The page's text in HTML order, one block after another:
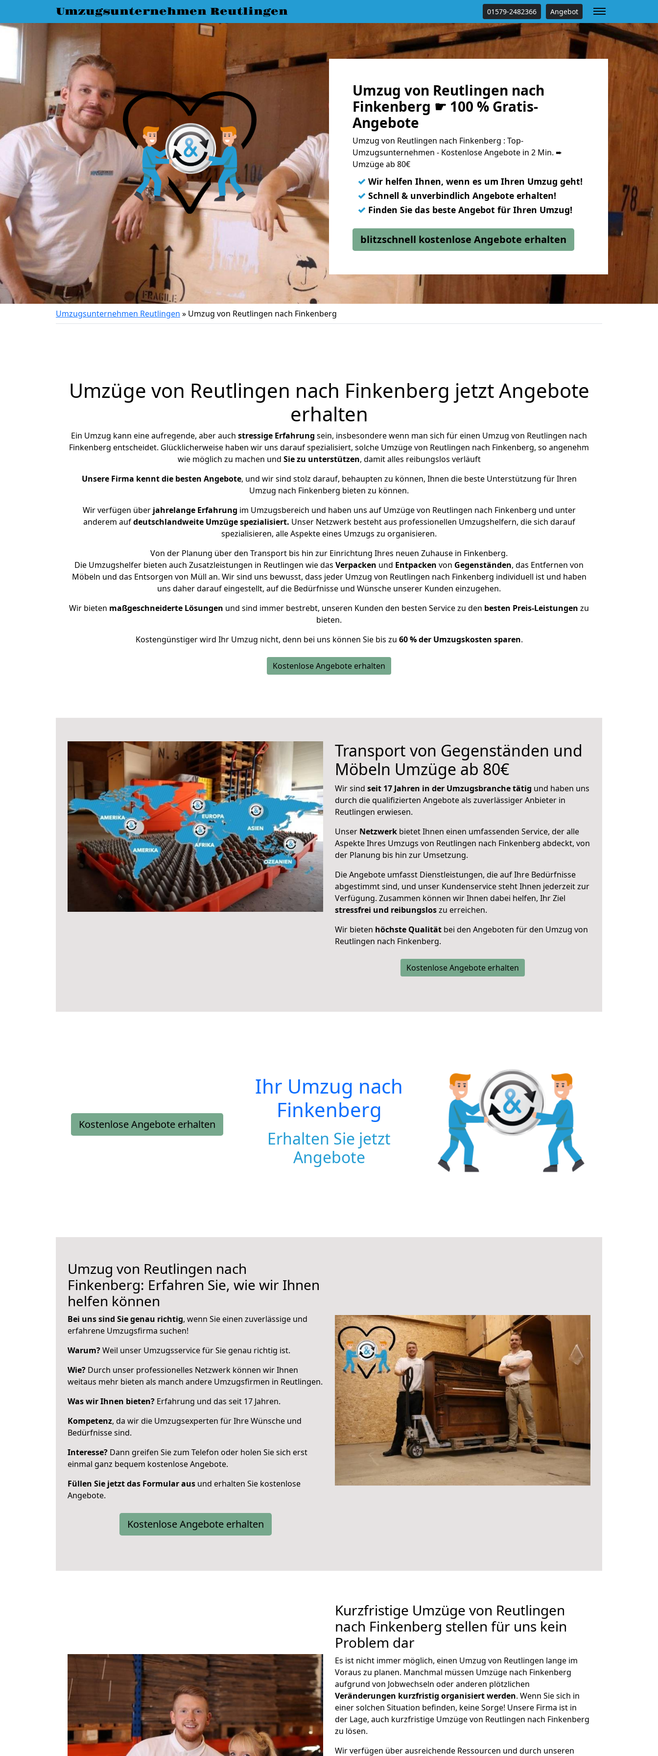
Umzugsunternehmen Reutlingen 01579-2482366 Angebot
Umzug von Reutlingen nach
Finkenberg ☛ 100 % Gratis-
Angebote
Umzug von Reutlingen nach Finkenberg : Top-
Umzugsunternehmen - Kostenlose Angebote in 2 Min. ➨
Umzüge ab 80€
✓ Wir helfen Ihnen, wenn es um Ihren Umzug geht!
✓ Schnell & unverbindlich Angebote erhalten!
✓ Finden Sie das beste Angebot für Ihren Umzug!
blitzschnell kostenlose Angebote erhalten
Umzugsunternehmen Reutlingen » Umzug von Reutlingen nach Finkenberg
Umzüge von Reutlingen nach Finkenberg jetzt Angebote
erhalten
Ein Umzug kann eine aufregende, aber auch stressige Erfahrung sein, insbesondere wenn man sich für einen Umzug von Reutlingen nach
Finkenberg entscheidet. Glücklicherweise haben wir uns darauf spezialisiert, solche Umzüge von Reutlingen nach Finkenberg, so angenehm
wie möglich zu machen und Sie zu unterstützen, damit alles reibungslos verläuft
Unsere Firma kennt die besten Angebote, und wir sind stolz darauf, behaupten zu können, Ihnen die beste Unterstützung für Ihren
Umzug nach Finkenberg bieten zu können.
Wir verfügen überjahrelange Erfahrung im Umzugsbereich und haben uns auf Umzüge von Reutlingen nach Finkenberg und unter
anderem aufdeutschlandweite Umzüge spezialisiert. Unser Netzwerk besteht aus professionellen Umzugshelfern, die sich darauf
spezialisieren, alle Aspekte eines Umzugs zu organisieren.
Von der Planung über den Transport bis hin zur Einrichtung Ihres neuen Zuhause in Finkenberg.
Die Umzugshelfer bieten auch Zusatzleistungen in Reutlingen wie das Verpacken und Entpacken von Gegenständen, das Entfernen von
Möbeln und das Entsorgen von Müll an. Wir sind uns bewusst, dass jeder Umzug von Reutlingen nach Finkenberg individuell ist und haben
uns daher darauf eingestellt, auf die Bedürfnisse und Wünsche unserer Kunden einzugehen.
Wir bieten maßgeschneiderte Lösungen und sind immer bestrebt, unseren Kunden den besten Service zu den besten Preis-Leistungen zu
bieten.
Kostengünstiger wird Ihr Umzug nicht, denn bei uns können Sie bis zu 60 % der Umzugskosten sparen.
Kostenlose Angebote erhalten
Transport von Gegenständen und
Möbeln Umzüge ab 80€
Wir sind seit 17 Jahren in der Umzugsbranche tätig und haben uns
durch die qualifizierten Angebote als zuverlässiger Anbieter in
Reutlingen erwiesen.
Unser Netzwerk bietet Ihnen einen umfassenden Service, der alle
Aspekte Ihres Umzugs von Reutlingen nach Finkenberg abdeckt, von
der Planung bis hin zur Umsetzung.
Die Angebote umfasst Dienstleistungen, die auf Ihre Bedürfnisse
abgestimmt sind, und unser Kundenservice steht Ihnen jederzeit zur
Verfügung. Zusammen können wir Ihnen dabei helfen, Ihr Ziel
stressfrei und reibungsloszu erreichen.
Wir bieten höchste Qualität bei den Angeboten für den Umzug von
Reutlingen nach Finkenberg.
Kostenlose Angebote erhalten
Kostenlose Angebote erhalten
Ihr Umzug nach
Finkenberg
Erhalten Sie jetzt
Angebote
Umzug von Reutlingen nach
Finkenberg: Erfahren Sie, wie wir Ihnen
helfen können
Bei uns sind Sie genau richtig, wenn Sie einen zuverlässige und
erfahrene Umzugsfirma suchen!
Warum?Weil unser Umzugsservice für Sie genau richtig ist.
Wie? Durch unser professionelles Netzwerk können wir Ihnen
weitaus mehr bieten als manch andere Umzugsfirmen in Reutlingen.
Was wir Ihnen bieten? Erfahrung und das seit 17 Jahren.
Kompetenz, da wir die Umzugsexperten für Ihre Wünsche und
Bedürfnisse sind.
Interesse? Dann greifen Sie zum Telefon oder holen Sie sich erst
einmal ganz bequem kostenlose Angebote.
Füllen Sie jetzt das Formular aus und erhalten Sie kostenlose
Angebote.
Kostenlose Angebote erhalten
Kurzfristige Umzüge von Reutlingen
nach Finkenberg stellen für uns kein
Problem dar
Es ist nicht immer möglich, einen Umzug von Reutlingen lange im
Voraus zu planen. Manchmal müssen Umzüge nach Finkenberg
aufgrund von Jobwechseln oder anderen plötzlichen
Veränderungen kurzfristig organisiert werden. Wenn Sie sich in
einer solchen Situation befinden, keine Sorge! Unsere Firma ist in
der Lage, auch kurzfristige Umzüge von Reutlingen nach Finkenberg
zu lösen.
Wir verfügen über ausreichende Ressourcen und durch unseren